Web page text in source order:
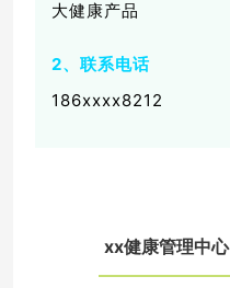
大健康产品
2、联系电话
186xxxx8212
xx健康管理中心